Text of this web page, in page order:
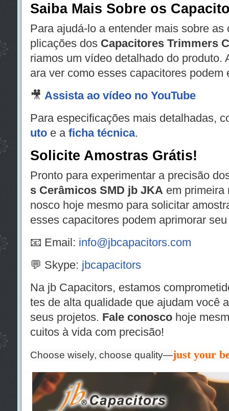
Saiba Mais Sobre os
Para ajudá-lo a entender mais sobre
plicações dos Capacitores Trimmers
riamos um vídeo detalhado do produto.
ara ver como esses capacitores podem
🎥 Assista ao vídeo no YouTube
Para especificações mais detalhadas,
utoe a ficha técnica.
Solicite Amostras Grátis!
Pronto para experimentar a precisão
s Cerâmicos SMD jb JKAem primeira
nosco hoje mesmo para solicitar
esses capacitores podem aprimorar
📧 Email: info@jbcapacitors.com
💬 Skype: jbcapacitors
Na jb Capacitors, estamos
tes de alta qualidade que ajudam você
seus projetos. Fale conoscohoje
cuitos à vida com precisão!
Choose wisely, choose quality—just your